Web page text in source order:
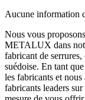
Aucune information
Nous vous
METALUX dans
fabricant de
suédoise. En tant
les fabricants et
fabricants leaders